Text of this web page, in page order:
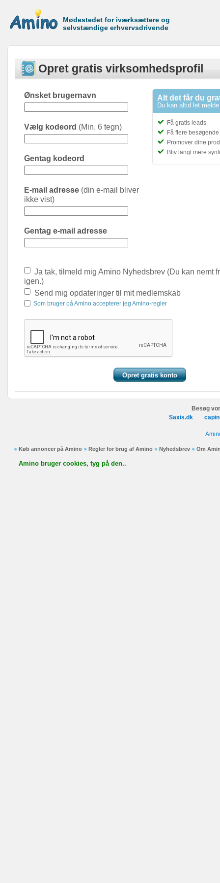
Mødestedet for iværksættere og
selvstændige erhvervsdrivende
Opret gratis virksomhedsprofil
Alt det får du
Du kan altid let
Få gratis leads
Få flere
Promover dine
Bliv langt mere
Ønsket brugernavn
Vælg kodeord (Min. 6 tegn)
Gentag kodeord
E-mail adresse (din e-mail bliver
ikke vist)
Gentag e-mail adresse
Ja tak, tilmeld mig Amino Nyhedsbrev (Du kan nemt
igen.)
Send mig opdateringer til mit medlemskab
Som bruger på Amino accepterer jeg Amino-regler
Besøg
Saxis.dk
Køb annoncer på Amino Regler for brug af Amino Nyhedsbrev Om
Amino bruger cookies, tyg på den..